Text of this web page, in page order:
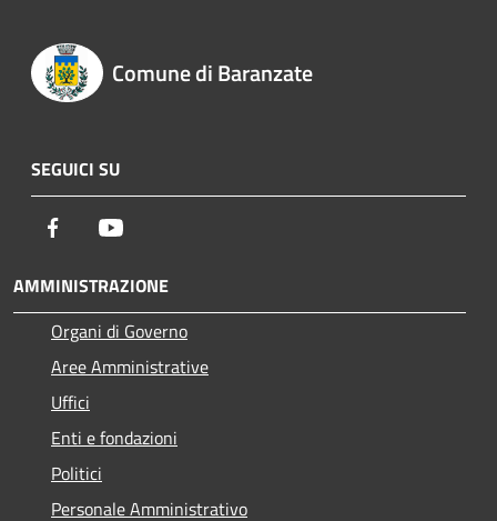
Comune di Baranzate
SEGUICI SU
Facebook
AMMINISTRAZIONE
Organi di Governo
Aree Amministrative
Uffici
Enti e fondazioni
Politici
Personale Amministrativo